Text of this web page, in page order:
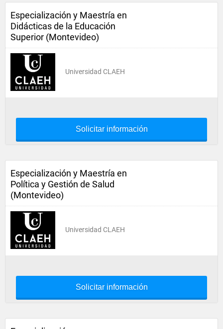
Especialización y Maestría en
Didácticas de la Educación
Superior (Montevideo)
Universidad CLAEH
Solicitar información
Especialización y Maestría en
Política y Gestión de Salud
(Montevideo)
Universidad CLAEH
Solicitar información